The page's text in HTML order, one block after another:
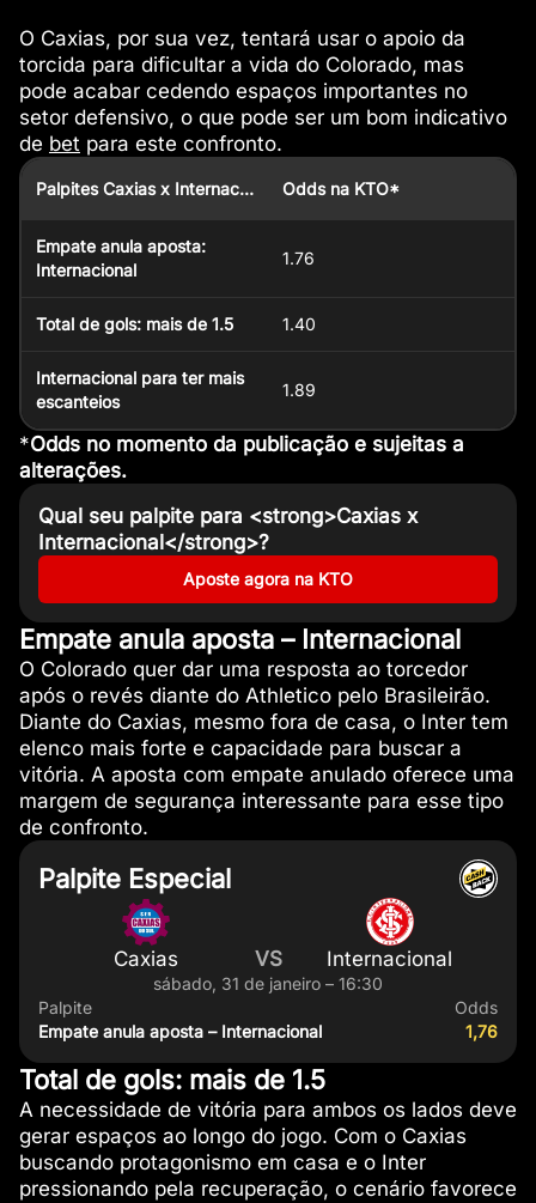
O Caxias, por sua vez, tentará usar o apoio da
torcida para dificultar a vida do Colorado, mas
pode acabar cedendo espaços importantes no
setor defensivo, o que pode ser um bom indicativo
de betpara este confronto.
Palpites Caxias x Internacional Odds na KTO*
Empate anula aposta:
Internacional
1.76
Total de gols: mais de 1.5 1.40
Internacional para ter mais
escanteios
1.89
*Odds no momento da publicação e sujeitas a
alterações.
Qual seu palpite para <strong>Caxias x
Internacional</strong>?
Aposte agora na KTO
Empate anula aposta – Internacional
O Colorado quer dar uma resposta ao torcedor
após o revés diante do Athletico pelo Brasileirão.
Diante do Caxias, mesmo fora de casa, o Inter tem
elenco mais forte e capacidade para buscar a
vitória. A aposta com empate anulado oferece uma
margem de segurança interessante para esse tipo
de confronto.
Palpite Especial
Caxias VS Internacional
sábado, 31 de janeiro – 16:30
Palpite
Empate anula aposta – Internacional
Odds
1,76
Total de gols: mais de 1.5
A necessidade de vitória para ambos os lados deve
gerar espaços ao longo do jogo. Com o Caxias
buscando protagonismo em casa e o Inter
pressionando pela recuperação, o cenário favorece